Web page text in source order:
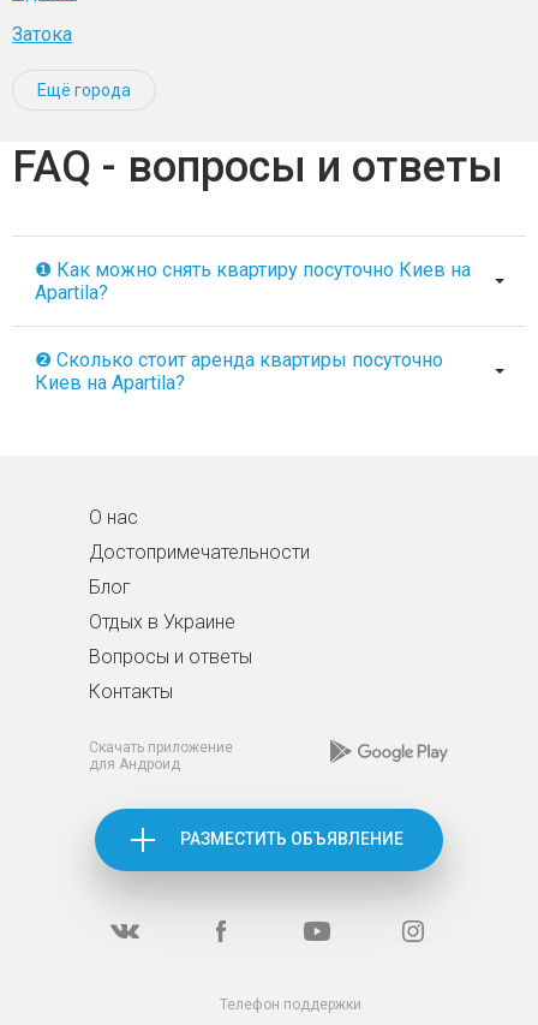
Затока
Ещё города
FAQ - вопросы и ответы
❶ Как можно снять квартиру посуточно Киев на
Apartila?
❷ Сколько стоит аренда квартиры посуточно
Киев на Apartila?
О нас
Достопримечательности
Блог
Отдых в Украине
Вопросы и ответы
Контакты
Скачать приложение
для Андроид
РАЗМЕСТИТЬ ОБЪЯВЛЕНИЕ
Телефон поддержки